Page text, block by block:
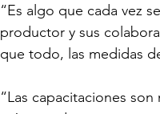
“Es algo que cada vez
productor y sus
que todo, las medidas
“Las capacitaciones